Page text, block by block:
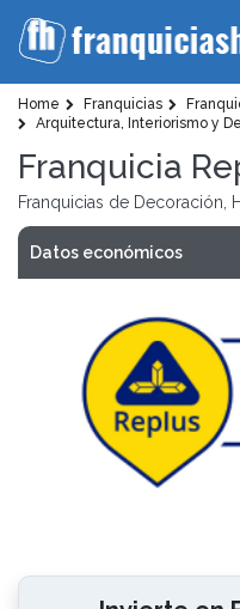
Home Franquicias
Arquitectura, Interiorismo y
Franquicia
Franquicias de Decoración,
Datos económicos